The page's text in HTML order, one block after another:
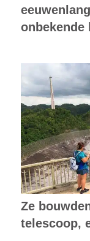
onbekende
Ze
telescoop,